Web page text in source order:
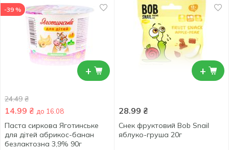
+
-39 %
24.49 ₴
14.99 ₴ до 16.08
Паста сиркова Яготинське
для дітей абрикос-банан
безлактозна 3,9% 90г
+
28.99 ₴
Снек фруктовий Bob Snail
яблуко-груша 20г